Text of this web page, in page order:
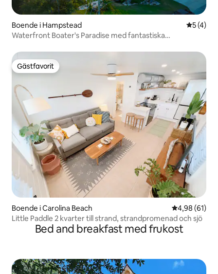
Boende i Hampstead 5 av 5 i
5 (4)
Waterfront Boater's Paradise med fantastiska
Gästfavorit
Gästfavorit
Boende i Carolina Beach 4,98 av 5 i
4,98 (61)
Little Paddle 2 kvarter till strand, strandpromenad och sjö
Bed and breakfast med frukost